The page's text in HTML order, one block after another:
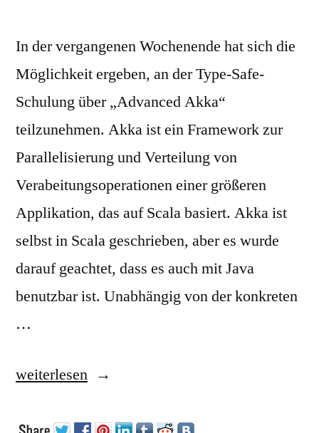
In der vergangenen Wochenende hat sich die
Möglichkeit ergeben, an der Type-Safe-
Schulung über „Advanced Akka“
teilzunehmen. Akka ist ein Framework zur
Parallelisierung und Verteilung von
Verabeitungsoperationen einer größeren
Applikation, das auf Scala basiert. Akka ist
selbst in Scala geschrieben, aber es wurde
darauf geachtet, dass es auch mit Java
benutzbar ist. Unabhängig von der konkreten
…
„Advanced
weiterlesen